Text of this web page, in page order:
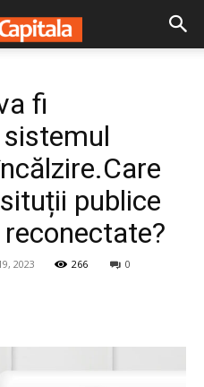
fi
publice
2023 266 0